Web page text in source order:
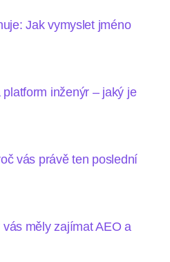
Jak vymyslet jméno
inženýr – jaký je
vás právě ten poslední
měly zajímat AEO a